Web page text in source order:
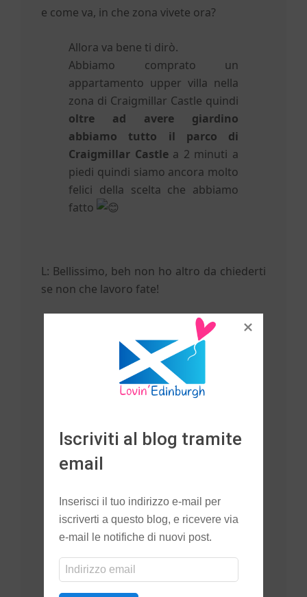
e come va, in che zona vivete ora?
Allora va bene ti dirò.
Abbiamo comprato un
appartamento upper villa nella
zona di Craigmillar Castle quindi
oltre ad avere giardino
abbiamo tutto il parco di
Craigmillar Castlea 2 minuti a
piedi quindi siamo ancora molto
felici della scelta che abbiamo
fatto
L: Bellissimo, beh non ho altro da chiederti
se non che lavoro fate!
lavoro da 4 anni in un
ristorante italianoma
recentemente ho preso la
decisione di cambiare ma non
so per fare cosa ancora
.
Iscriviti al blog tramite
email
Inserisci il tuo indirizzo e-mail per
iscriverti a questo blog, e ricevere via
e-mail le notifiche di nuovi post.
Indirizzo
email